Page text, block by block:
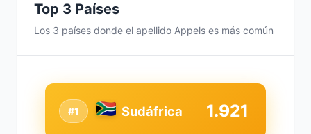
Top 3 Países
Los 3 países donde el apellido Appels es más común
#1 Sudáfrica 1.921